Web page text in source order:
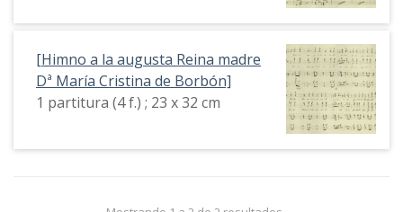
[Himno a la augusta Reina madre
Dª María Cristina de Borbón]
1 partitura (4 f.) ; 23 x 32 cm